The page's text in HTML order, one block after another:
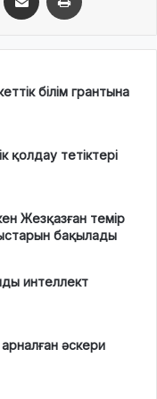
білім грантына
қолдау тетіктері
Жезқазған темір
бақылады
интеллект
әскери